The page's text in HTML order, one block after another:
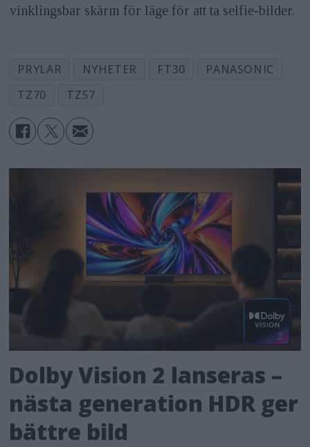
vinklingsbar skärm för läge för att ta selfie-bilder.
PRYLAR NYHETER FT30
PANASONIC
TZ70
TZ57
Dolby Vision 2 lanseras –
nästa generation HDR ger
bättre bild